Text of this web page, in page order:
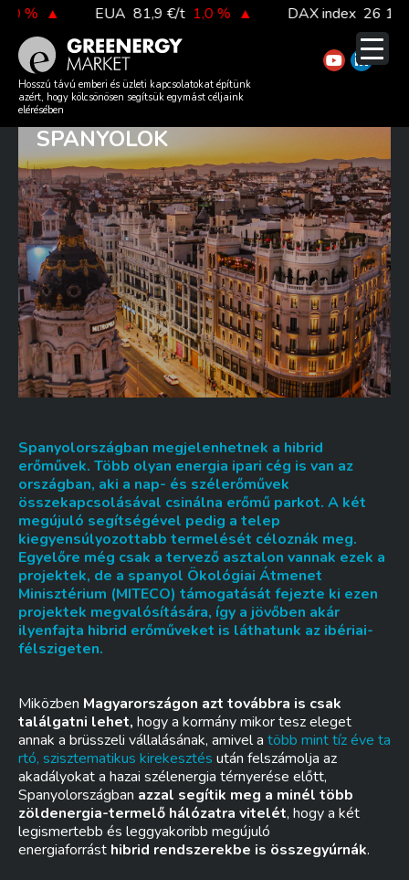
Skip
content
▲ EUA 81,9 €/t 1,0 % ▲ DAX index 26 140,13
Hosszú távú emberi és üzleti kapcsolatokat építünk
azért, hogy kölcsönösen segítsük egymást céljaink
elérésében
HIBRID ERŐMŰVEKTŐL
VÁRNAK MÁR MEGOLDÁST A
SPANYOLOK
Spanyolországban megjelenhetnek a hibrid
erőművek. Több olyan energia ipari cég is van az
országban, aki a nap- és szélerőművek
összekapcsolásával csinálna erőmű parkot. A két
megújuló segítségével pedig a telep
kiegyensúlyozottabb termelését céloznák meg.
Egyelőre még csak a tervező asztalon vannak ezek a
projektek, de a spanyol Ökológiai Átmenet
Minisztérium (MITECO) támogatását fejezte ki ezen
projektek megvalósítására, így a jövőben akár
ilyenfajta hibrid erőműveket is láthatunk az ibériai-
félszigeten.
Miközben Magyarországon azt továbbra is csak
találgatni lehet, hogy a kormány mikor tesz eleget
annak a brüsszeli vállalásának, amivel a több mint tíz éve ta
rtó, szisztematikus kirekesztés után felszámolja az
akadályokat a hazai szélenergia térnyerése előtt,
Spanyolországban azzal segítik meg a minél több
zöldenergia-termelő hálózatra vitelét, hogy a két
legismertebb és leggyakoribb megújuló
energiaforrást hibrid rendszerekbe is összegyúrnák.